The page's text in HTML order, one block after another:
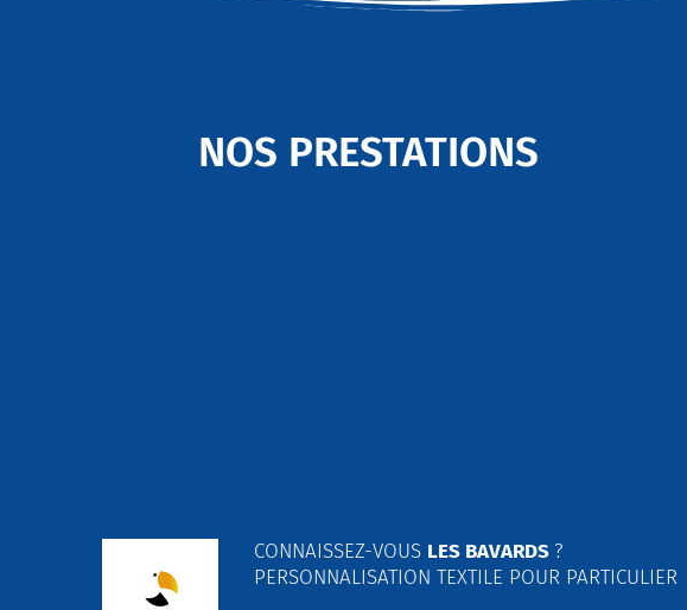
NOS PRESTATIONS
CONNAISSEZ-VOUS LES BAVARDS ?
PERSONNALISATION TEXTILE POUR PARTICULIER